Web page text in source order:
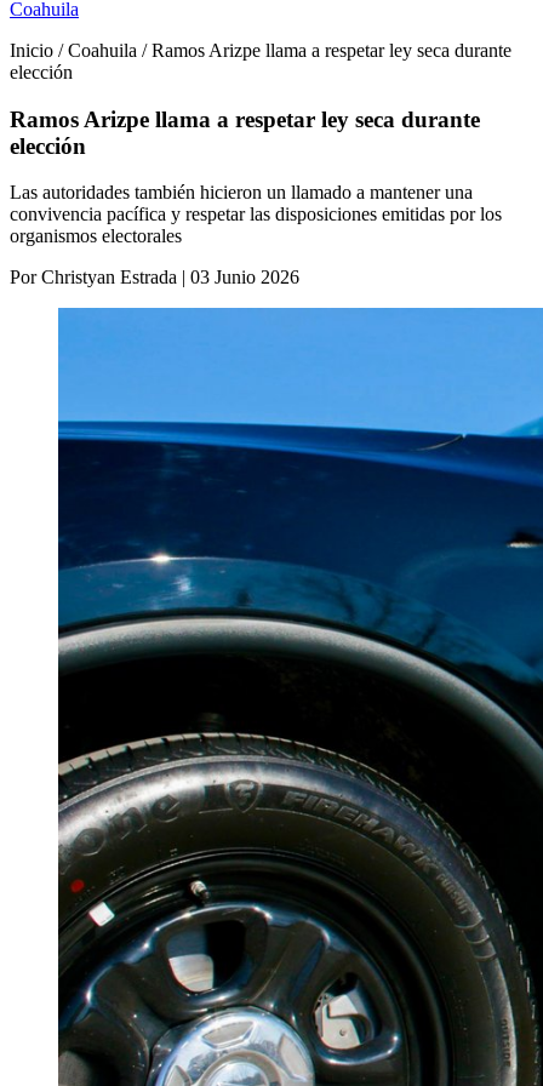
Coahuila
Inicio / Coahuila / Ramos Arizpe llama a respetar ley seca durante
elección
Ramos Arizpe llama a respetar ley seca durante
elección
Las autoridades también hicieron un llamado a mantener una
convivencia pacífica y respetar las disposiciones emitidas por los
organismos electorales
Por Christyan Estrada | 03 Junio 2026